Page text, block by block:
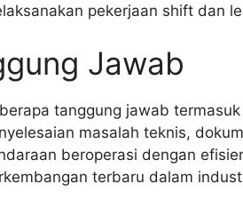
pekerjaan shift dan
Jawab
tanggung jawab
masalah teknis,
beroperasi dengan
terbaru dalam